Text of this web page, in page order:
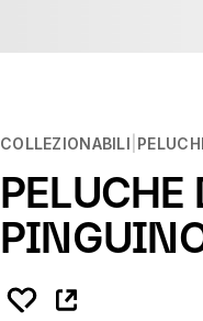
COLLEZIONABILI